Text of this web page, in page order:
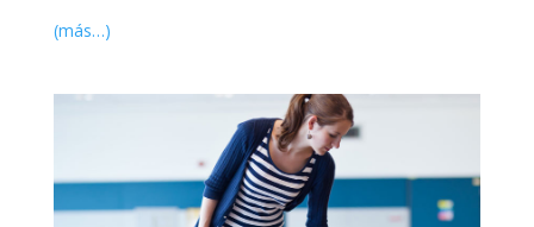
(más…)